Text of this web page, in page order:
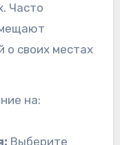
Часто
о своих местах
на:
Выберите